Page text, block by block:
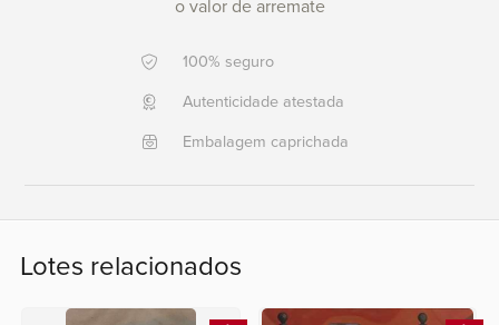
+5521
Fale
o valor de arremate
100% seguro
Autenticidade atestada
Embalagem caprichada
Lotes relacionados